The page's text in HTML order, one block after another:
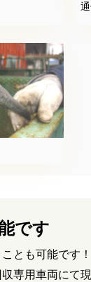
です
とも可能です！
専用車両にて